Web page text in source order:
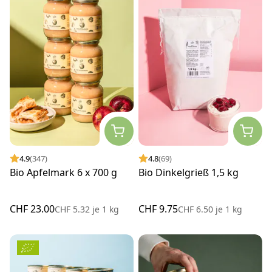
4.9(347)
Bio Apfelmark 6 x 700 g
CHF 23.00CHF 5.32 je 1 kg
4.8(69)
Bio Dinkelgrieß 1,5 kg
CHF 9.75CHF 6.50 je 1 kg